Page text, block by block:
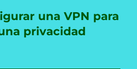
una VPN para
privacidad